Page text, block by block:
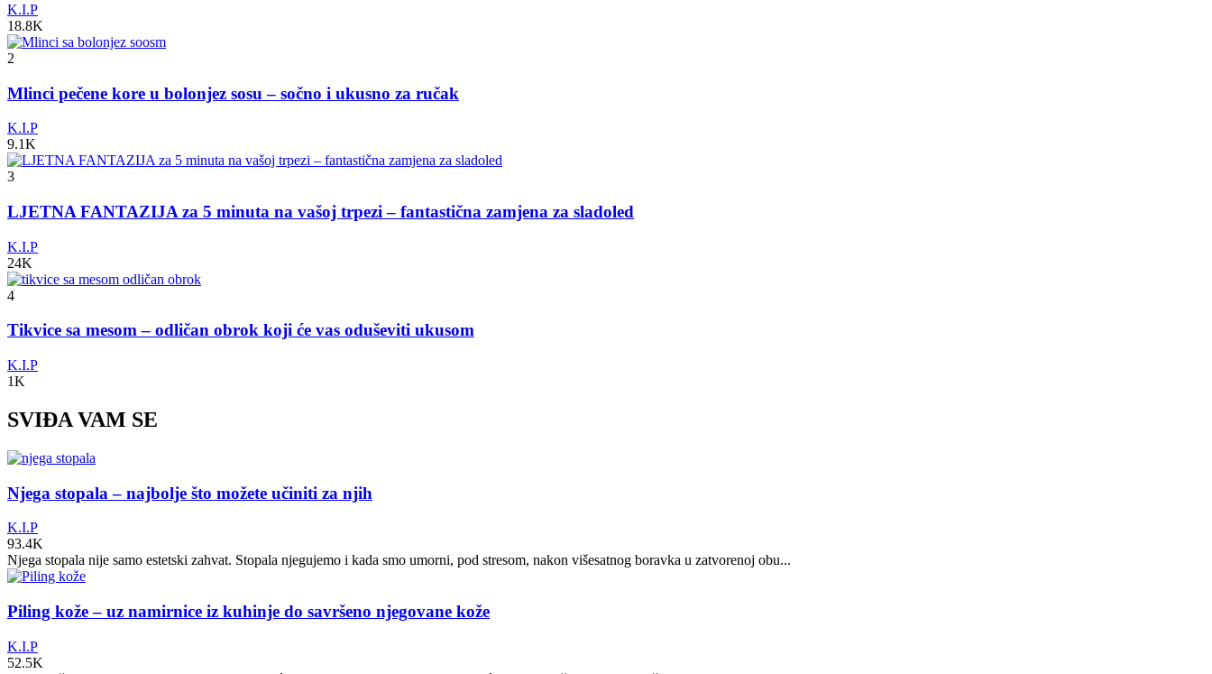
K.I.P
18.8K
2
Mlinci pečene kore u bolonjez sosu – sočno i ukusno za ručak
K.I.P
9.1K
3
LJETNA FANTAZIJA za 5 minuta na vašoj trpezi – fantastična zamjena za sladoled
K.I.P
24K
4
Tikvice sa mesom – odličan obrok koji će vas oduševiti ukusom
K.I.P
1K
SVIĐA VAM SE
Njega stopala – najbolje što možete učiniti za njih
K.I.P
93.4K
Njega stopala nije samo estetski zahvat. Stopala njegujemo i kada smo umorni, pod stresom, nakon višesatnog boravka u zatvorenoj obu...
Piling kože – uz namirnice iz kuhinje do savršeno njegovane kože
K.I.P
52.5K